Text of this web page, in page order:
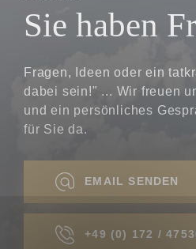
Sie haben
Fragen, Ideen oder ein
dabei sein!" ... Wir freuen
und ein persönliches
für Sie da.
EMAIL SENDEN
+49 (0) 172 /